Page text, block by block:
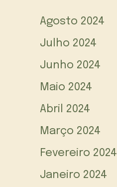
Agosto 2024
Julho 2024
Junho 2024
Maio 2024
Abril 2024
Março 2024
Fevereiro 2024
Janeiro 2024